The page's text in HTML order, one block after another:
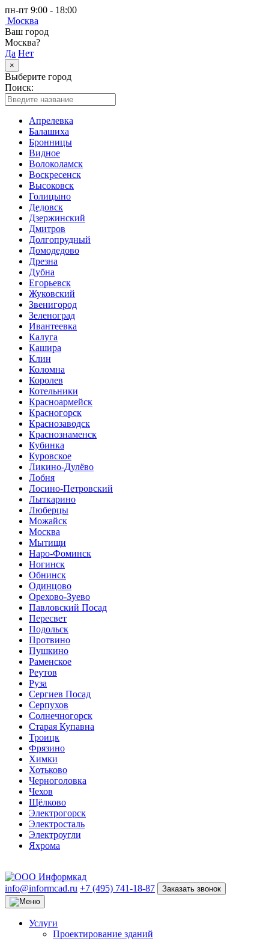
пн-пт 9:00 - 18:00
Москва
Ваш город
Москва?
Да Нет
×
Выберите город
Поиск:
Апрелевка
Балашиха
Бронницы
Видное
Волоколамск
Воскресенск
Высоковск
Голицыно
Дедовск
Дзержинский
Дмитров
Долгопрудный
Домодедово
Дрезна
Дубна
Егорьевск
Жуковский
Звенигород
Зеленоград
Ивантеевка
Калуга
Кашира
Клин
Коломна
Королев
Котельники
Красноармейск
Красногорск
Краснозаводск
Краснознаменск
Кубинка
Куровское
Ликино-Дулёво
Лобня
Лосино-Петровский
Лыткарино
Люберцы
Можайск
Москва
Мытищи
Наро-Фоминск
Ногинск
Обнинск
Одинцово
Орехово-Зуево
Павловский Посад
Пересвет
Подольск
Протвино
Пушкино
Раменское
Реутов
Руза
Сергиев Посад
Серпухов
Солнечногорск
Старая Купавна
Троицк
Фрязино
Химки
Хотьково
Черноголовка
Чехов
Щёлково
Электрогорск
Электросталь
Электроугли
Яхрома
info@informcad.ru +7 (495) 741-18-87 Заказать звонок
Услуги
Проектирование зданий